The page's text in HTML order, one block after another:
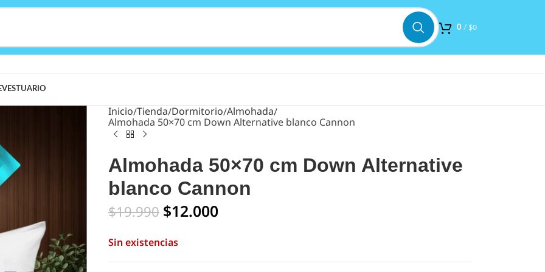
0 / $0
VESTUARIO
Inicio Tienda Dormitorio Almohada
Almohada 50×70 cm Down Alternative blanco Cannon
Almohada 50×70 cm Down Alternative
blanco Cannon
$19.990 $12.000
Sin existencias